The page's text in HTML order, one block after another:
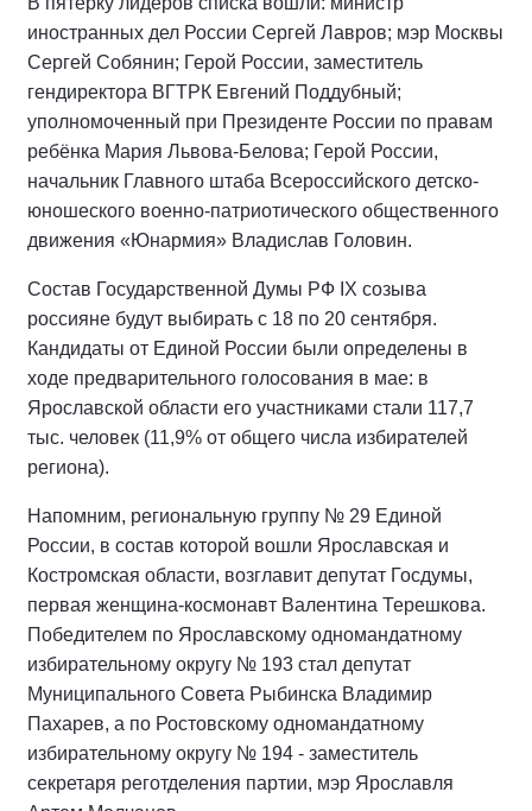
иностранных дел России Сергей Лавров; мэр Москвы
Сергей Собянин; Герой России, заместитель
гендиректора ВГТРК Евгений Поддубный;
уполномоченный при Президенте России по правам
ребёнка Мария Львова-Белова; Герой России,
начальник Главного штаба Всероссийского детско-
юношеского военно-патриотического общественного
движения «Юнармия» Владислав Головин.
Состав Государственной Думы РФ IХ созыва
россияне будут выбирать с 18 по 20 сентября.
Кандидаты от Единой России были определены в
ходе предварительного голосования в мае: в
Ярославской области его участниками стали 117,7
тыс. человек (11,9% от общего числа избирателей
региона).
Напомним, региональную группу № 29 Единой
России, в состав которой вошли Ярославская и
Костромская области, возглавит депутат Госдумы,
первая женщина-космонавт Валентина Терешкова.
Победителем по Ярославскому одномандатному
избирательному округу № 193 стал депутат
Муниципального Совета Рыбинска Владимир
Пахарев, а по Ростовскому одномандатному
избирательному округу № 194 - заместитель
секретаря реготделения партии, мэр Ярославля